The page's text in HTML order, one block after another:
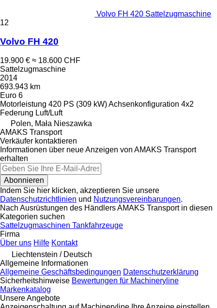
Volvo FH 420 Sattelzugmaschine
12
Volvo FH 420
19.900 € ≈ 18.600 CHF
Sattelzugmaschine
2014
693.943 km
Euro 6
Motorleistung 420 PS (309 kW)Achsenkonfiguration 4x2
Federung Luft/Luft
Polen, Mała Nieszawka
AMAKS Transport
Verkäufer kontaktieren
Informationen über neue Anzeigen von AMAKS Transport
erhalten
Abonnieren
Indem Sie hier klicken, akzeptieren Sie unsere
Datenschutzrichtlinien und Nutzungsvereinbarungen.
Nach Ausrüstungen des Händlers AMAKS Transport in diesen
Kategorien suchen
Sattelzugmaschinen Tankfahrzeuge
Firma
Über uns Hilfe Kontakt
Liechtenstein / Deutsch
Allgemeine Informationen
Allgemeine Geschäftsbedingungen Datenschutzerklärung
Sicherheitshinweise Bewertungen für Machineryline
Markenkatalog
Unsere Angebote